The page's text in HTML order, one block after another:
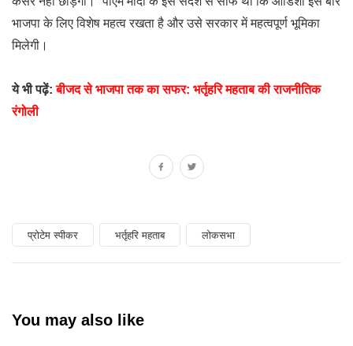
भाजपा के लिए विशेष महत्व रखता है और उसे सरकार में महत्वपूर्ण भूमिका
मिलेगी।
ये भी पढ़ें:बीजद से भाजपा तक का सफर: भर्तृहरि महताब की राजनीतिक
रंगोली
प्रोटेम स्पीकर भर्तृहरि महताब लोकसभा
You may also like